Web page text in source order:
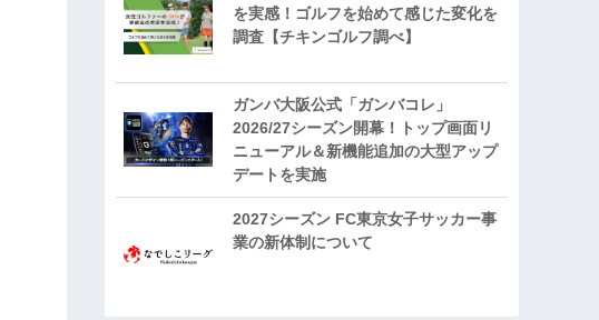
を実感！ゴルフを始めて感じた変化を
調査【チキンゴルフ調べ】
ガンバ大阪公式「ガンバコレ」
2026/27シーズン開幕！トップ画面リ
ニューアル＆新機能追加の大型アップ
デートを実施
2027シーズン FC東京女子サッカー事
業の新体制について